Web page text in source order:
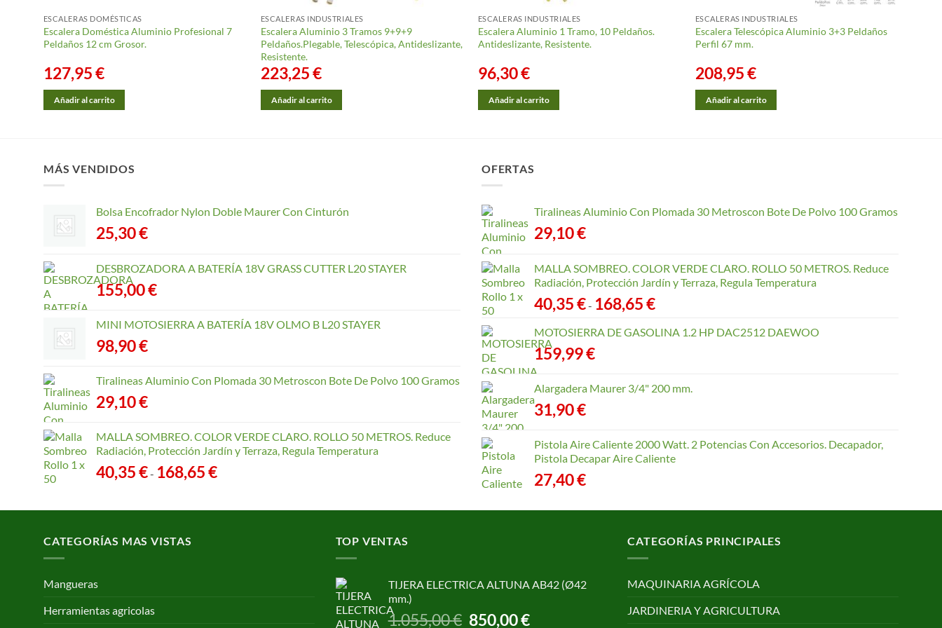
ESCALERAS DOMÉSTICAS
Escalera Doméstica Aluminio Profesional 7
Peldaños 12 cm Grosor.
127,95€
Añadir al carrito
ESCALERAS INDUSTRIALES
Escalera Aluminio 3 Tramos 9+9+9
Peldaños.Plegable, Telescópica, Antideslizante,
Resistente.
223,25€
Añadir al carrito
ESCALERAS INDUSTRIALES
Escalera Aluminio 1 Tramo, 10 Peldaños.
Antideslizante, Resistente.
96,30€
Añadir al carrito
ESCALERAS INDUSTRIALES
Escalera Telescópica Aluminio 3+3 Peldaños
Perfil 67 mm.
208,95€
Añadir al carrito
MÁS VENDIDOS
Bolsa Encofrador Nylon Doble Maurer Con Cinturón
25,30€
DESBROZADORA A BATERÍA 18V GRASS CUTTER L20 STAYER
155,00€
MINI MOTOSIERRA A BATERÍA 18V OLMO B L20 STAYER
98,90€
Tiralineas Aluminio Con Plomada 30 Metroscon Bote De Polvo 100 Gramos
29,10€
MALLA SOMBREO. COLOR VERDE CLARO. ROLLO 50 METROS. Reduce
Radiación, Protección Jardín y Terraza, Regula Temperatura
40,35€- 168,65€Rango
desde
OFERTAS
Tiralineas Aluminio Con Plomada 30 Metroscon Bote De Polvo 100 Gramos
29,10€
MALLA SOMBREO. COLOR VERDE CLARO. ROLLO 50 METROS. Reduce
Radiación, Protección Jardín y Terraza, Regula Temperatura
40,35€- 168,65€Rango
precios:
168,65 €
MOTOSIERRA DE GASOLINA 1.2 HP DAC2512 DAEWOO
159,99€
Alargadera Maurer 3/4" 200 mm.
31,90€
Pistola Aire Caliente 2000 Watt. 2 Potencias Con Accesorios. Decapador,
Pistola Decapar Aire Caliente
27,40€
CATEGORÍAS MAS VISTAS
Mangueras
Herramientas agricolas
TOP VENTAS
TIJERA ELECTRICA ALTUNA AB42 (Ø42
mm.)
1.055,00€ El
850,00€El
CATEGORÍAS PRINCIPALES
MAQUINARIA AGRÍCOLA
JARDINERIA Y AGRICULTURA